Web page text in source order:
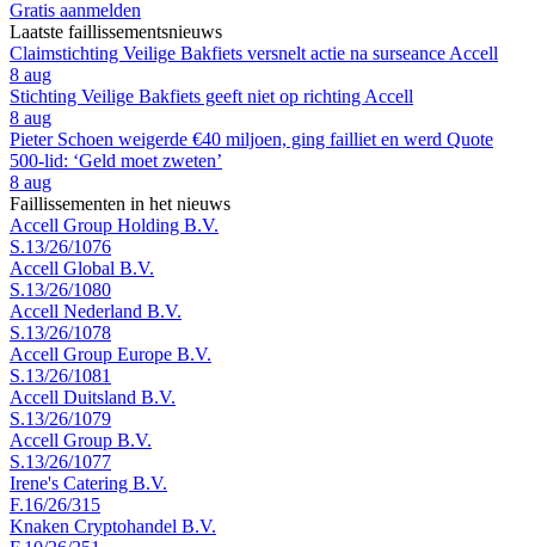
Gratis aanmelden
Laatste faillissementsnieuws
Claimstichting Veilige Bakfiets versnelt actie na surseance Accell
8 aug
Stichting Veilige Bakfiets geeft niet op richting Accell
8 aug
Pieter Schoen weigerde €40 miljoen, ging failliet en werd Quote
500-lid: ‘Geld moet zweten’
8 aug
Faillissementen in het nieuws
Accell Group Holding B.V.
S.13/26/1076
Accell Global B.V.
S.13/26/1080
Accell Nederland B.V.
S.13/26/1078
Accell Group Europe B.V.
S.13/26/1081
Accell Duitsland B.V.
S.13/26/1079
Accell Group B.V.
S.13/26/1077
Irene's Catering B.V.
F.16/26/315
Knaken Cryptohandel B.V.